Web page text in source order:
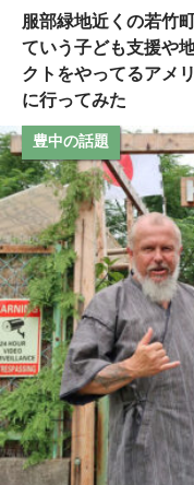
服部緑地近くの若竹
ていう子ども支援や
クトをやってるアメ
に行ってみた
豊中の話題